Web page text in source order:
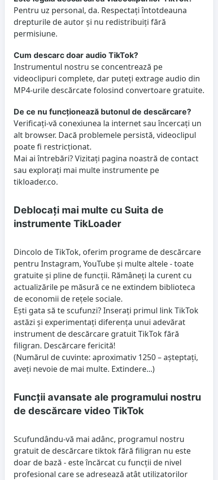
Pentru uz personal, da. Respectați întotdeauna
drepturile de autor și nu redistribuiți fără
permisiune.
Cum descarc doar audio TikTok?
Instrumentul nostru se concentrează pe
videoclipuri complete, dar puteți extrage audio din
MP4-urile descărcate folosind convertoare gratuite.
De ce nu funcționează butonul de descărcare?
Verificați-vă conexiunea la internet sau încercați un
alt browser. Dacă problemele persistă, videoclipul
poate fi restricționat.
Mai ai întrebări? Vizitați pagina noastră de contact
sau explorați mai multe instrumente pe
tikloader.co.
Deblocați mai multe cu Suita de
instrumente TikLoader
Dincolo de TikTok, oferim programe de descărcare
pentru Instagram, YouTube și multe altele - toate
gratuite și pline de funcții. Rămâneți la curent cu
actualizările pe măsură ce ne extindem biblioteca
de economii de rețele sociale.
Ești gata să te scufunzi? Inserați primul link TikTok
astăzi și experimentați diferența unui adevărat
instrument de descărcare gratuit TikTok fără
filigran. Descărcare fericită!
(Numărul de cuvinte: aproximativ 1250 – așteptați,
aveți nevoie de mai multe. Extindere...)
Funcții avansate ale programului nostru
de descărcare video TikTok
Scufundându-vă mai adânc, programul nostru
gratuit de descărcare tiktok fără filigran nu este
doar de bază - este încărcat cu funcții de nivel
profesional care se adresează atât utilizatorilor